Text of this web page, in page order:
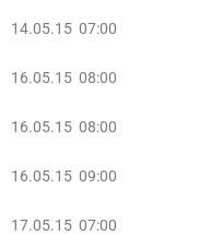
14.05.15 07:00
16.05.15 08:00
16.05.15 08:00
16.05.15 09:00
17.05.15 07:00